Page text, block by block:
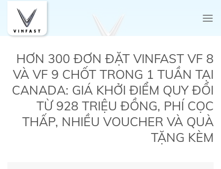
content
HƠN 300 ĐƠN ĐẶT VINFAST VF 8
VÀ VF 9 CHỐT TRONG 1 TUẦN TẠI
CANADA: GIÁ KHỞI ĐIỂM QUY ĐỔI
TỪ 928 TRIỆU ĐỒNG, PHÍ CỌC
THẤP, NHIỀU VOUCHER VÀ QUÀ
TẶNG KÈM